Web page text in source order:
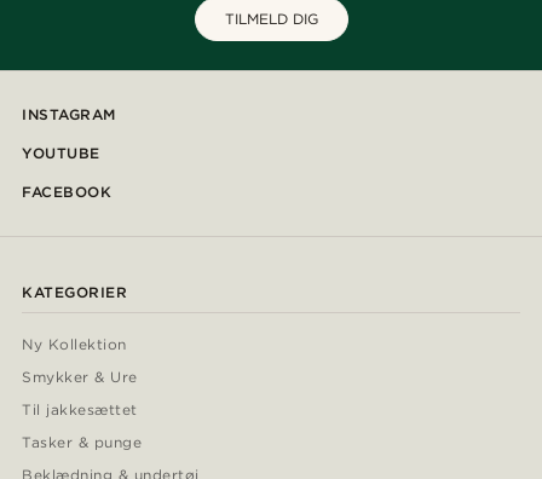
TILMELD DIG
INSTAGRAM
YOUTUBE
FACEBOOK
KATEGORIER
Ny Kollektion
Smykker & Ure
Til jakkesættet
Tasker & punge
Beklædning & undertøj